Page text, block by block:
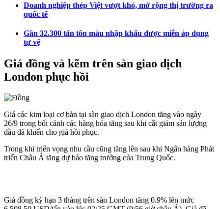
Doanh nghiệp thép Việt vượt khó, mở rộng thị trường ra
quốc tế
Gần 32.300 tấn tôn màu nhập khẩu được miễn áp dụng
tự vệ
Giá đồng và kẽm trên sàn giao dịch
London phục hồi
Giá các kim loại cơ bản tại sàn giao dịch London tăng vào ngày
26/9 trong bối cảnh các hàng hóa tăng sau khi cắt giảm sản lượng
dầu đã khiến cho giá hồi phục.
Trong khi triển vọng nhu cầu cũng tăng lên sau khi Ngân hàng Phát
triển Châu Á tăng dự báo tăng trưởng của Trung Quốc.
Giá đồng kỳ hạn 3 tháng trên sàn London tăng 0.9% lên mức